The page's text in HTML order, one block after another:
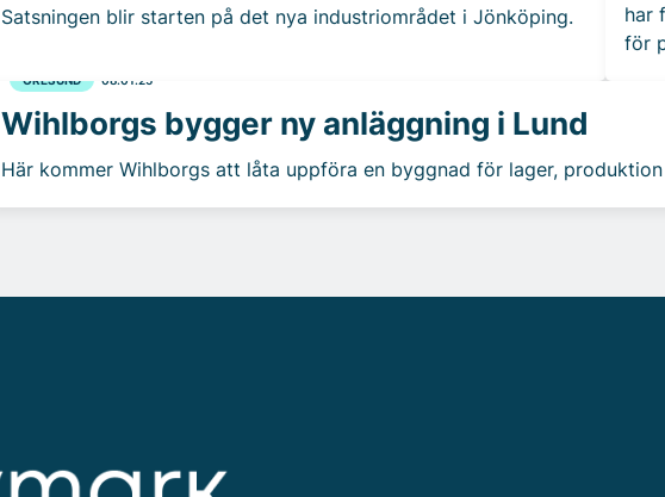
Satsningen blir starten på det nya industriområdet i Jönköping.
har
för
ÖRESUND 08.01.25
Wihlborgs bygger ny anläggning i Lund
Här kommer Wihlborgs att låta uppföra en byggnad för lager,